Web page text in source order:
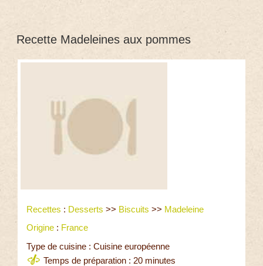
Recette Madeleines aux pommes
Recettes : Desserts >> Biscuits >> Madeleine
Origine : France
Type de cuisine : Cuisine européenne
Temps de préparation : 20 minutes